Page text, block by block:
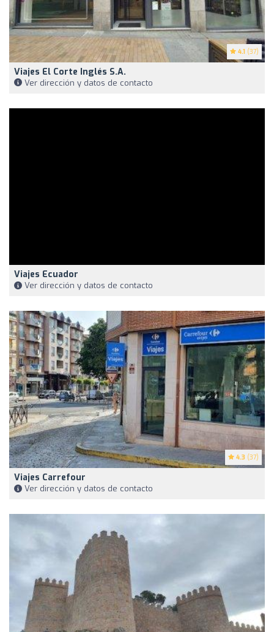
4.1 (37)
Viajes El Corte Inglés S.A.
Ver dirección y datos de contacto
Viajes Ecuador
Ver dirección y datos de contacto
4.3 (37)
Viajes Carrefour
Ver dirección y datos de contacto